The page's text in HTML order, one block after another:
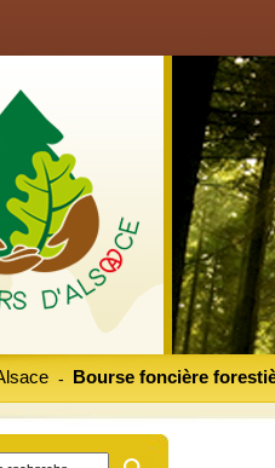
Bourse foncière
-